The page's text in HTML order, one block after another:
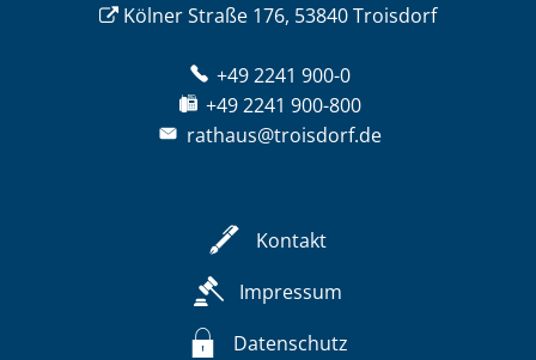
Kölner Straße 176, 53840 Troisdorf
+49 2241 900-0
+49 2241 900-800
rathaus@troisdorf.de
Kontakt
Impressum
Datenschutz